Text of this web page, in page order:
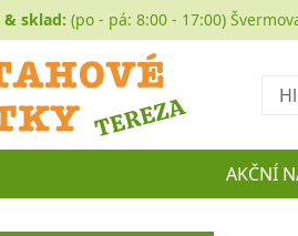
& sklad: (po - pá: 8:00 - 17:00)
AKČNÍ